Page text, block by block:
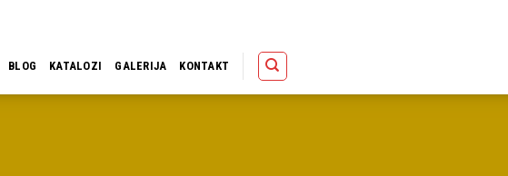
BLOG KATALOZI GALERIJA KONTAKT